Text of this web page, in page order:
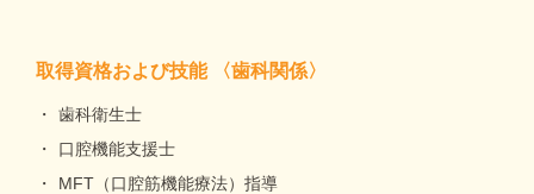
取得資格および技能 〈歯科関係〉
歯科衛生士
口腔機能支援士
MFT（口腔筋機能療法）指導